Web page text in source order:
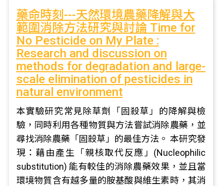
藥命時刻---天然環境農藥降解與大
範圍消除方法研究與討論 Time for
No Pesticide on My Plate :
Research and discussion on
methods for degradation and large-
scale elimination of pesticides in
natural environment
本實驗研究常見除草劑「固殺草」的降解與檢
驗，同時利用各種物質與方法嘗試消除農藥，並
尋找消除農藥「固殺草」的最佳方法。 本研究發
現：藉由產生「親核取代反應」(Nucleophilic
substitution) 能有較佳的消除農藥效果，並且當
環境物質含有越多量的胺基酸與維生素時，其消